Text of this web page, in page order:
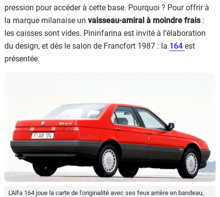
pression pour accéder à cette base. Pourquoi ? Pour offrir à
la marque milanaise un vaisseau-amiral à moindre frais :
les caisses sont vides. Pininfarina est invité à l’élaboration
du design, et dès le salon de Francfort 1987 : la 164 est
présentée.
L'Alfa 164 joue la carte de l'originalité avec ses feux arrière en bandeau,